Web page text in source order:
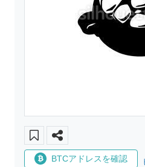
BTCアドレスを確認